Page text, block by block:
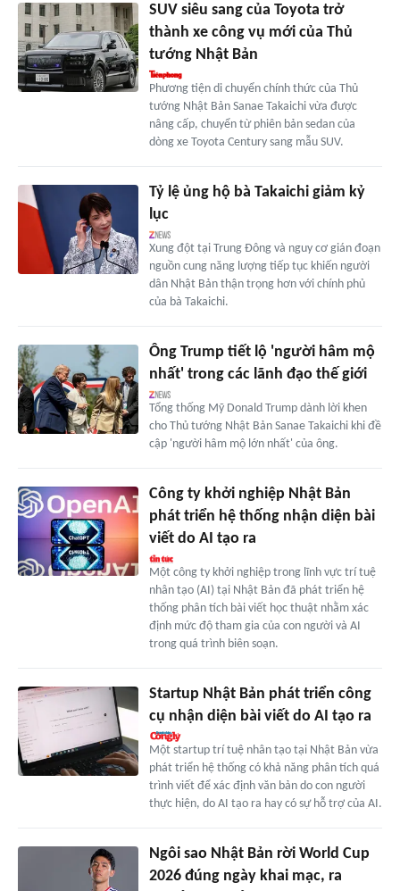
SUV siêu sang của Toyota trở
thành xe công vụ mới của Thủ
tướng Nhật Bản
Phương tiện di chuyển chính thức của Thủ
tướng Nhật Bản Sanae Takaichi vừa được
nâng cấp, chuyển từ phiên bản sedan của
dòng xe Toyota Century sang mẫu SUV.
Tỷ lệ ủng hộ bà Takaichi giảm kỷ
lục
Xung đột tại Trung Đông và nguy cơ gián đoạn
nguồn cung năng lượng tiếp tục khiến người
dân Nhật Bản thận trọng hơn với chính phủ
của bà Takaichi.
Ông Trump tiết lộ 'người hâm mộ
nhất' trong các lãnh đạo thế giới
Tổng thống Mỹ Donald Trump dành lời khen
cho Thủ tướng Nhật Bản Sanae Takaichi khi đề
cập 'người hâm mộ lớn nhất' của ông.
Công ty khởi nghiệp Nhật Bản
phát triển hệ thống nhận diện bài
viết do AI tạo ra
Một công ty khởi nghiệp trong lĩnh vực trí tuệ
nhân tạo (AI) tại Nhật Bản đã phát triển hệ
thống phân tích bài viết học thuật nhằm xác
định mức độ tham gia của con người và AI
trong quá trình biên soạn.
Startup Nhật Bản phát triển công
cụ nhận diện bài viết do AI tạo ra
Một startup trí tuệ nhân tạo tại Nhật Bản vừa
phát triển hệ thống có khả năng phân tích quá
trình viết để xác định văn bản do con người
thực hiện, do AI tạo ra hay có sự hỗ trợ của AI.
Ngôi sao Nhật Bản rời World Cup
2026 đúng ngày khai mạc, ra